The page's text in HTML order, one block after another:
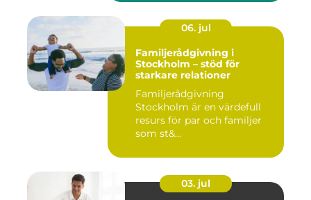
06. jul
Familjerådgivning i
Stockholm – stöd för
starkare relationer
Familjerådgivning
Stockholm är en värdefull
resurs för par och familjer
som st&...
03. jul